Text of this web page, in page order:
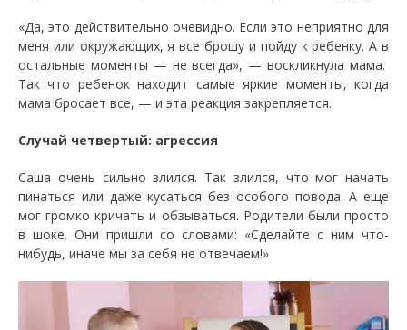
«Да, это действительно очевидно. Если это неприятно для
меня или окружающих, я все брошу и пойду к ребенку. А в
остальные моменты — не всегда», — воскликнула мама.
Так что ребенок находит самые яркие моменты, когда
мама бросает все, — и эта реакция закрепляется.
Случай четвертый: агрессия
Саша очень сильно злился. Так злился, что мог начать
пинаться или даже кусаться без особого повода. А еще
мог громко кричать и обзываться. Родители были просто
в шоке. Они пришли со словами: «Сделайте с ним что-
нибудь, иначе мы за себя не отвечаем!»